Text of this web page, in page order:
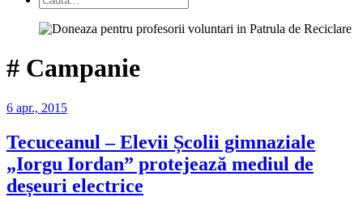
# Campanie
6 apr., 2015
Tecuceanul – Elevii Școlii gimnaziale
„Iorgu Iordan” protejează mediul de
deșeuri electrice